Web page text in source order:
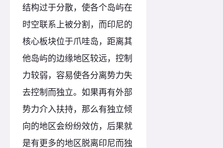
结构过于分散，使各个岛屿在
时空联系上被分割，而印尼的
核心板块位于爪哇岛，距离其
他岛屿的边缘地区较远，控制
力较弱，容易使各分离势力失
去控制而独立。如果再有外部
势力介入扶持，那么有独立倾
向的地区会纷纷效仿，后果就
是有更多的地区脱离印尼而独